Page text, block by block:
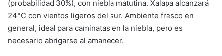
(probabilidad 30%), con niebla matutina. Xalapa alcanzará
24°C con vientos ligeros del sur. Ambiente fresco en
general, ideal para caminatas en la niebla, pero es
necesario abrigarse al amanecer.